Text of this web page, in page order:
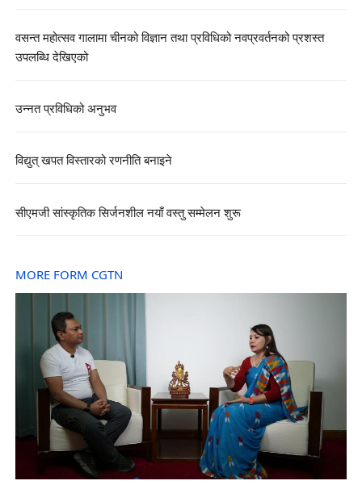
वसन्त महोत्सव गालामा चीनको विज्ञान तथा प्रविधिको नवप्रवर्तनको प्रशस्त
उपलब्धि देखिएको
उन्नत प्रविधिको अनुभव
विद्युत् खपत विस्तारको रणनीति बनाइने
सीएमजी सांस्कृतिक सिर्जनशील नयाँ वस्तु सम्मेलन शुरू
MORE FORM CGTN